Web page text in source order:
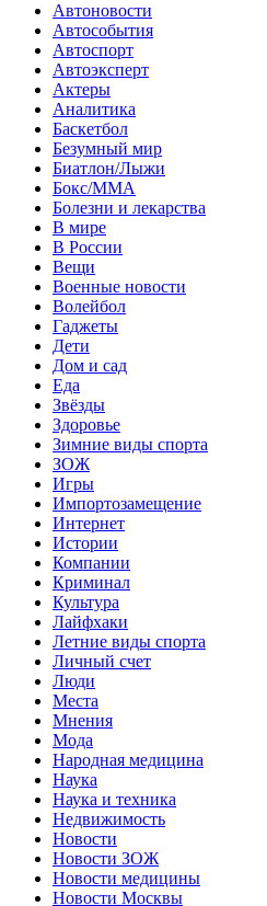
Автоновости
Автособытия
Автоспорт
Автоэксперт
Актеры
Аналитика
Баскетбол
Безумный мир
Биатлон/Лыжи
Бокс/MMA
Болезни и лекарства
В мире
В России
Вещи
Военные новости
Волейбол
Гаджеты
Дети
Дом и сад
Еда
Звёзды
Здоровье
Зимние виды спорта
ЗОЖ
Игры
Импортозамещение
Интернет
Истории
Компании
Криминал
Культура
Лайфхаки
Летние виды спорта
Личный счет
Люди
Места
Мнения
Мода
Народная медицина
Наука
Наука и техника
Недвижимость
Новости
Новости ЗОЖ
Новости медицины
Новости Москвы